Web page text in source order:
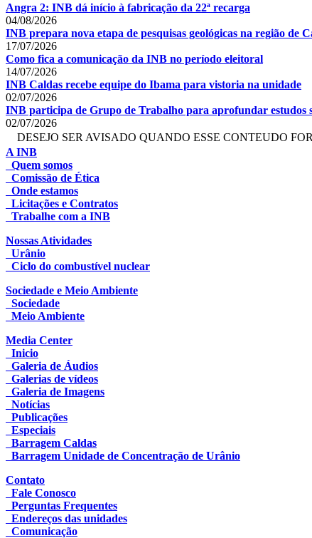
Angra 2: INB dá início à fabricação da 22ª recarga
04/08/2026
INB prepara nova etapa de pesquisas geológicas na região de
17/07/2026
Como fica a comunicação da INB no período eleitoral
14/07/2026
INB Caldas recebe equipe do Ibama para vistoria na unidade
02/07/2026
INB participa de Grupo de Trabalho para aprofundar estudos
02/07/2026
DESEJO SER AVISADO QUANDO ESSE CONTEUDO
A INB
Quem somos
Comissão de Ética
Onde estamos
Licitações e Contratos
Trabalhe com a INB
Nossas Atividades
Urânio
Ciclo do combustível nuclear
Sociedade e Meio Ambiente
Sociedade
Meio Ambiente
Media Center
Inicio
Galeria de Áudios
Galerias de vídeos
Galeria de Imagens
Notícias
Publicações
Especiais
Barragem Caldas
Barragem Unidade de Concentração de Urânio
Contato
Fale Conosco
Perguntas Frequentes
Endereços das unidades
Comunicação